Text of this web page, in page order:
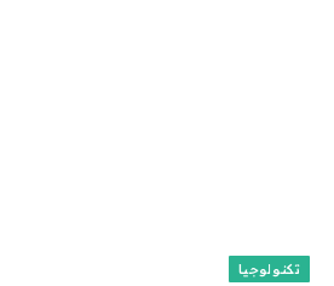
تكنولوجيا